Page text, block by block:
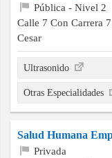
Pública - Nivel 2
Calle 7 Con Carrera
Cesar
Ultrasonido
Otras Especialidades
Salud Humana
Privada